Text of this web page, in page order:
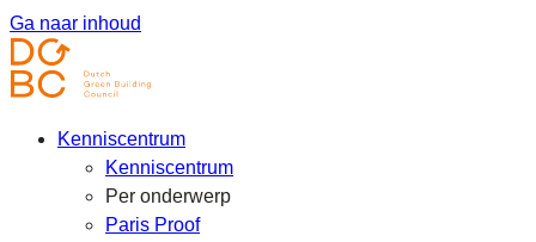
Ga naar inhoud
Kenniscentrum
Kenniscentrum
Per onderwerp
Paris Proof